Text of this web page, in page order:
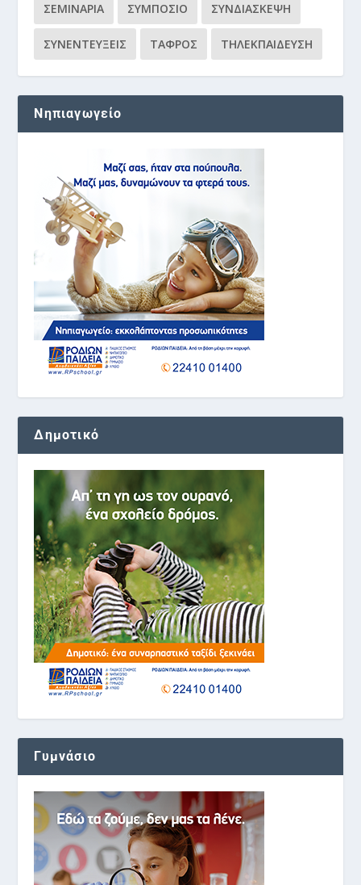
ΣΕΜΙΝΆΡΙΑ ΣΥΜΠΌΣΙΟ ΣΥΝΔΙΆΣΚΕΨΗ
ΣΥΝΕΝΤΕΎΞΕΙΣ ΤΆΦΡΟΣ ΤΗΛΕΚΠΑΊΔΕΥΣΗ
Νηπιαγωγείο
Δημοτικό
Γυμνάσιο